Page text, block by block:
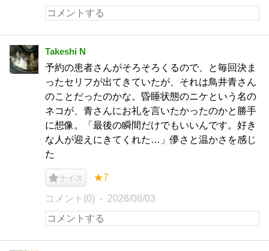
Takeshi N
予約の患者さんがそろそろくるので、と毎回決ま
ったセリフが出てきていたが、それは鳥井青さん
のことだったのかな。昏睡状態のニケという名の
ネコが、青さんにお礼を言いたかったのかと勝手
に想像。「最後の瞬間だけでもいいんです。好き
な人が迎えにきてくれた…」儚さと温かさを感じ
た
ナイス ★7
コメント(0) 2026/08/03